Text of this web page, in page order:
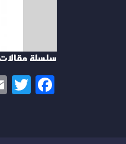
سلسلة